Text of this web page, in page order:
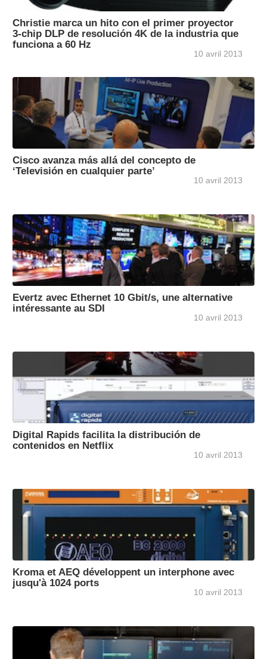
Christie marca un hito con el primer proyector
3-chip DLP de resolución 4K de la industria que
funciona a 60 Hz
10 avril 2013
Cisco avanza más allá del concepto de
‘Televisión en cualquier parte’
10 avril 2013
Evertz avec Ethernet 10 Gbit/s, une alternative
intéressante au SDI
10 avril 2013
Digital Rapids facilita la distribución de
contenidos en Netflix
10 avril 2013
Kroma et AEQ développent un interphone avec
jusqu'à 1024 ports
10 avril 2013